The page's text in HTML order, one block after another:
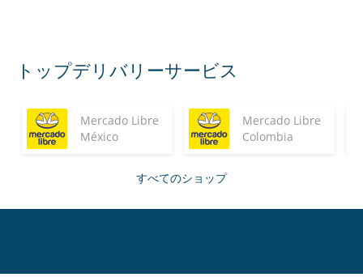
トップデリバリーサービス
Mercado Libre
México
Mercado Libre
Colombia
すべてのショップ